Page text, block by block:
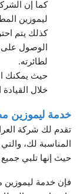
كما إن
ليموزين
كذلك يتم
الوصول
لطائرته.
حيث يمكنك
خلال القيادة
خدمة ليموزين
تقدم لك شركة
المناسبة لك،
حيث إنها تلبي
فإن خدمة